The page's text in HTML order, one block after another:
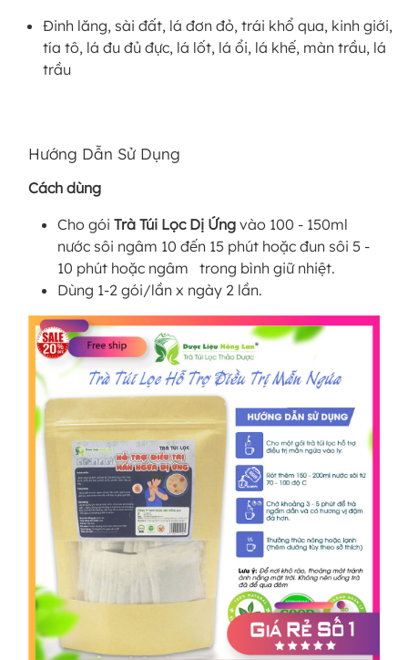
Đinh lăng, sài đất, lá đơn đỏ, trái khổ qua, kinh giới,
tía tô, lá đu đủ đực, lá lốt, lá ổi, lá khế, màn trầu, lá
trầu
Hướng Dẫn Sử Dụng
Cách dùng
Cho gói Trà Túi Lọc Dị Ứng vào 100 - 150ml
nước sôi ngâm 10 đến 15 phút hoặc đun sôi 5 -
10 phút hoặc ngâm trong bình giữ nhiệt.
Dùng 1-2 gói/lần x ngày 2 lần.